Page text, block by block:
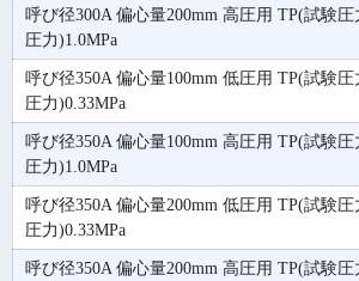
呼び径300A 偏心量200mm 高圧用 TP(試験圧
圧力)1.0MPa
呼び径350A 偏心量100mm 低圧用 TP(試験圧
圧力)0.33MPa
呼び径350A 偏心量100mm 高圧用 TP(試験圧
圧力)1.0MPa
呼び径350A 偏心量200mm 低圧用 TP(試験圧
圧力)0.33MPa
呼び径350A 偏心量200mm 高圧用 TP(試験圧